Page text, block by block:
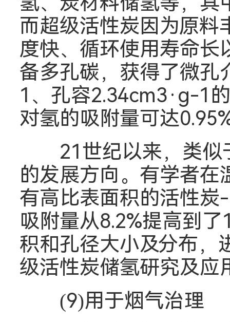
而超级活性炭因为原料
度快、循环使用寿命长
备多孔碳，获得了微
1、孔容2.34cm3·g-1
对氢的吸附量可达
21世纪以来，类似
的发展方向。有学者
有高比表面积的活性
吸附量从8.2%提高到
积和孔径大小及分布，
级活性炭储氢研究及应
(9)用于烟气治理